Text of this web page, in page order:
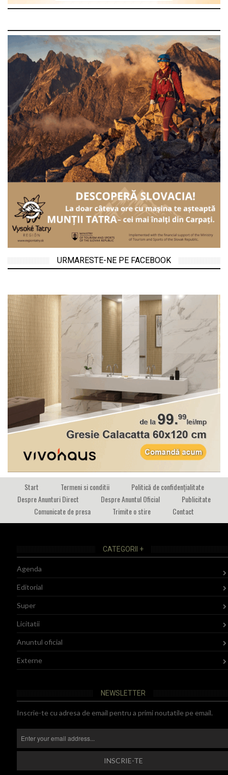
URMARESTE-NE PE FACEBOOK
Start Termeni si conditii
Politică de confidențialitate
Despre Anunturi Direct
Despre Anuntul Oficial
Publicitate
Comunicate de presa
Trimite o stire Contact
CATEGORII +
Agenda
Editorial
Super
Licitatii
Anuntul oficial
Externe
NEWSLETTER
Inscrie-te cu adresa de email pentru a primi noutatile pe email.